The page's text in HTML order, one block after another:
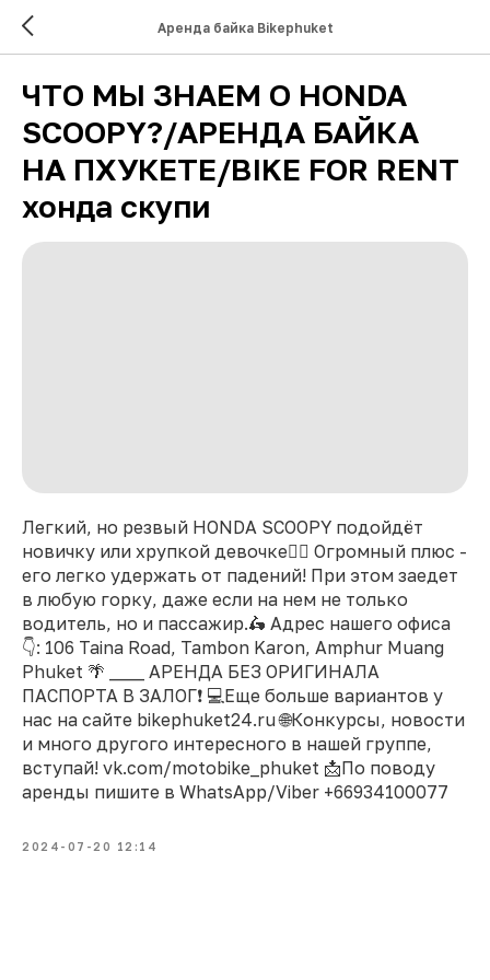
Аренда байка Bikephuket
ЧТО МЫ ЗНАЕМ О HONDA
SCOOPY?/АРЕНДА БАЙКА
НА ПХУКЕТЕ/BIKE FOR RENT
хонда скупи
Легкий, но резвый HONDA SCOOPY подойдёт
новичку или хрупкой девочке👯‍♀️ Огромный плюс -
его легко удержать от падений! При этом заедет
в любую горку, даже если на нем не только
водитель, но и пассажир.🛵 Адрес нашего офиса
👇: 106 Taina Road, Tambon Karon, Amphur Muang
Phuket 🌴 ____ АРЕНДА БЕЗ ОРИГИНАЛА
ПАСПОРТА В ЗАЛОГ❗ 💻Еще больше вариантов у
нас на сайте bikephuket24.ru 🌐Конкурсы, новости
и много другого интересного в нашей группе,
вступай! vk.com/motobike_phuket 📩По поводу
аренды пишите в WhatsApp/Viber +66934100077
2024-07-20 12:14